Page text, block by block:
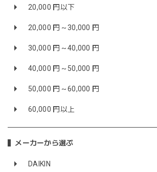
20,000 円以下
20,000 円～30,000 円
30,000 円～40,000 円
40,000 円～50,000 円
50,000 円～60,000 円
60,000 円以上
メーカーから選ぶ
DAIKIN